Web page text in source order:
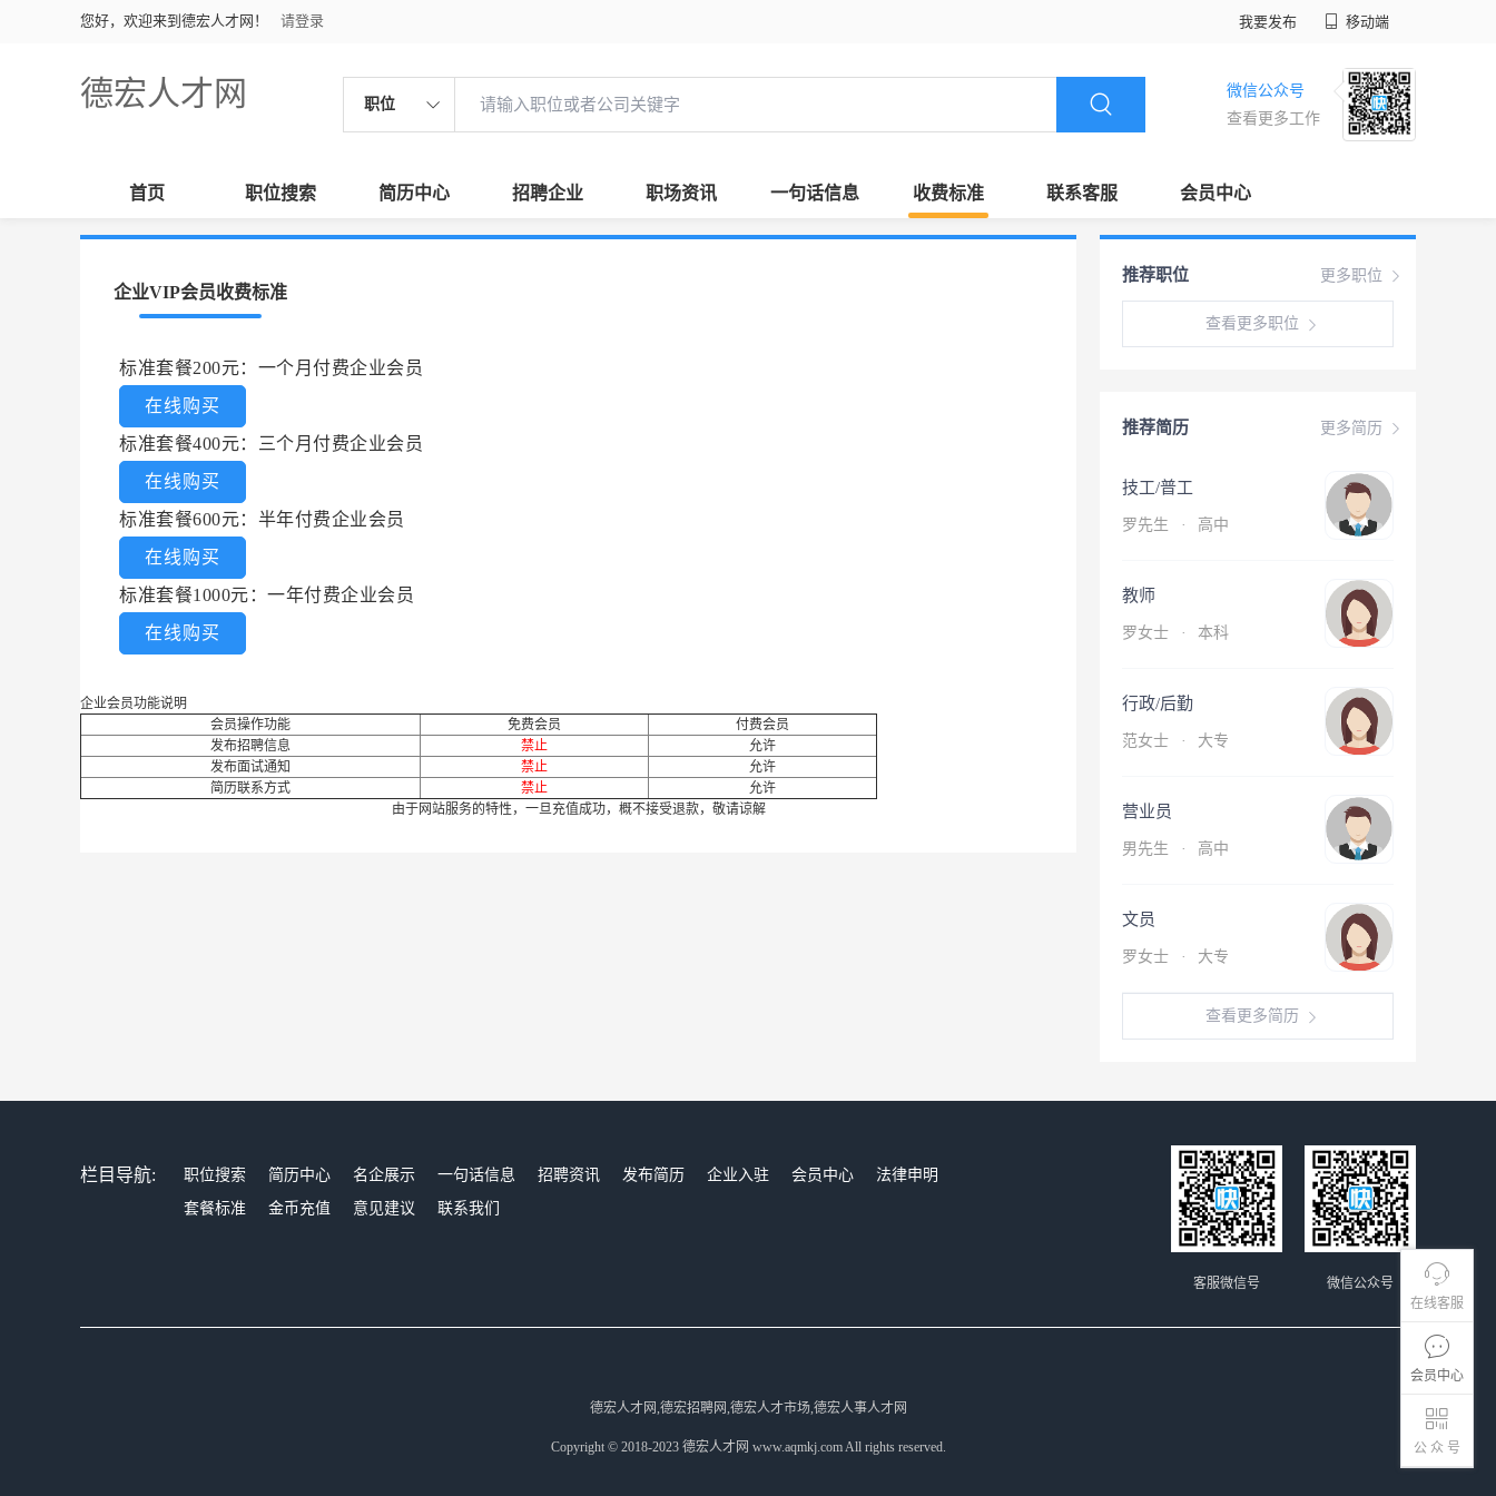
您好，欢迎来到德宏人才网！ 请登录 我要发布 移动端
德宏人才网 职位
微信公众号
查看更多工作
首页 职位搜索 简历中心 招聘企业 职场资讯 一句话信息 收费标准 联系客服 会员中心
在线客服
会员中心
公 众 号
企业VIP会员收费标准
标准套餐200元：一个月付费企业会员
在线购买
标准套餐400元：三个月付费企业会员
在线购买
标准套餐600元：半年付费企业会员
在线购买
标准套餐1000元：一年付费企业会员
在线购买
企业会员功能说明
会员操作功能
免费会员
付费会员
发布招聘信息
禁止
允许
发布面试通知
禁止
允许
简历联系方式
禁止
允许
由于网站服务的特性，一旦充值成功，概不接受退款，敬请谅解
更多职位
推荐职位
查看更多职位
更多简历
推荐简历
技工/普工
罗先生 · 高中
教师
罗女士 · 本科
行政/后勤
范女士 · 大专
营业员
男先生 · 高中
文员
罗女士 · 大专
查看更多简历
栏目导航: 职位搜索 简历中心 名企展示 一句话信息 招聘资讯 发布简历 企业入驻 会员中心
法律申明
套餐标准
金币充值 意见建议 联系我们
微信公众号
客服微信号
德宏人才网,德宏招聘网,德宏人才市场,德宏人事人才网
Copyright © 2018-2023 德宏人才网 www.aqmkj.com All rights reserved.